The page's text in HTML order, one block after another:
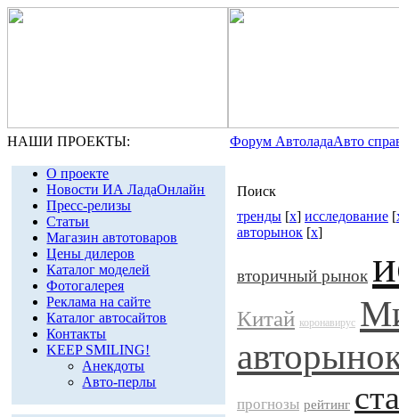
НАШИ ПРОЕКТЫ: Форум АвтоладаАвто
О проекте
Новости ИА ЛадаОнлайн
Пресс-релизы
Статьи
Магазин автотоваров
Цены дилеров
Каталог моделей
Фотогалерея
Реклама на сайте
Каталог автосайтов
Контакты
KEEP SMILING!
Анекдоты
Авто-перлы
Поиск
тренды [x] исследование [
авторынок [x]
вторичный рынок
Китай коронавирус
прогнозы рейтинг